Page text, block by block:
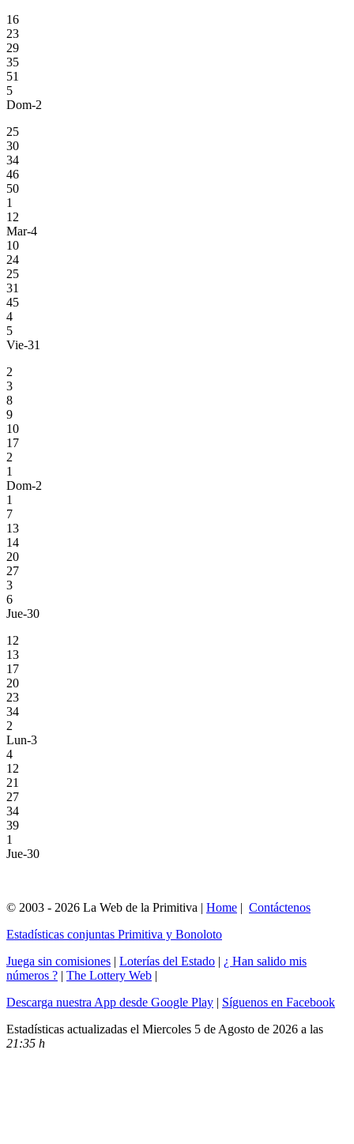
16
23
29
35
51
5
Dom-2
25
30
34
46
50
1
12
Mar-4
10
24
25
31
45
4
5
Vie-31
2
3
8
9
10
17
2
1
Dom-2
1
7
13
14
20
27
3
6
Jue-30
12
13
17
20
23
34
2
Lun-3
4
12
21
27
34
39
1
Jue-30
© 2003 - 2026 La Web de la Primitiva | Home | Contáctenos
Estadísticas conjuntas Primitiva y Bonoloto
Juega sin comisiones | Loterías del Estado | ¿ Han salido mis
números ? | The Lottery Web |
Descarga nuestra App desde Google Play | Síguenos en Facebook
Estadísticas actualizadas el Miercoles 5 de Agosto de 2026 a las
21:35 h